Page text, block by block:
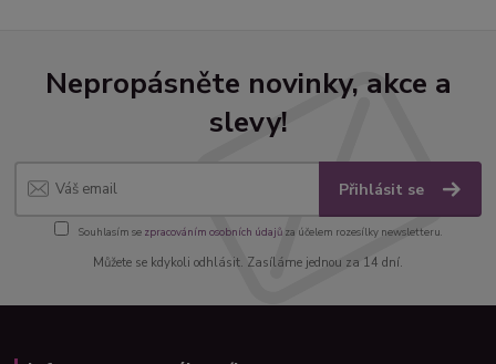
Nepropásněte novinky, akce a
slevy!
Přihlásit se
Souhlasím se zpracováním osobních údajůza účelem rozesílky newsletteru.
Můžete se kdykoli odhlásit. Zasíláme jednou za 14 dní.